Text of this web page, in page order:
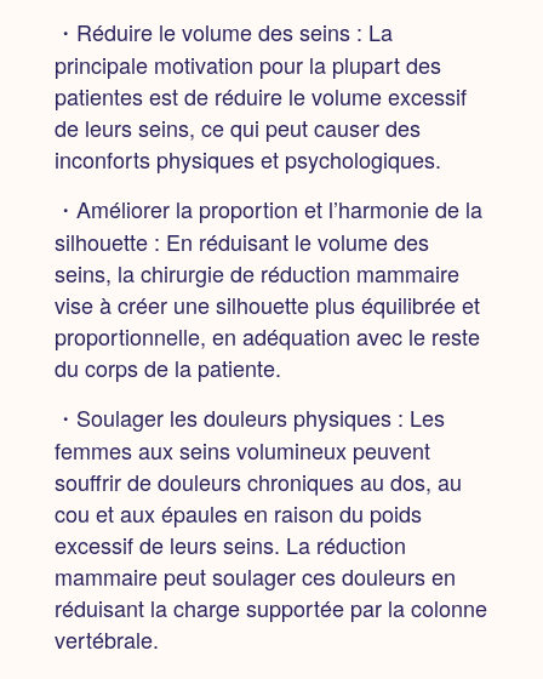
・Réduire le volume des seins : La
principale motivation pour la plupart des
patientes est de réduire le volume excessif
de leurs seins, ce qui peut causer des
inconforts physiques et psychologiques.
・Améliorer la proportion et l’harmonie de la
silhouette : En réduisant le volume des
seins, la chirurgie de réduction mammaire
vise à créer une silhouette plus équilibrée et
proportionnelle, en adéquation avec le reste
du corps de la patiente.
・Soulager les douleurs physiques : Les
femmes aux seins volumineux peuvent
souffrir de douleurs chroniques au dos, au
cou et aux épaules en raison du poids
excessif de leurs seins. La réduction
mammaire peut soulager ces douleurs en
réduisant la charge supportée par la colonne
vertébrale.